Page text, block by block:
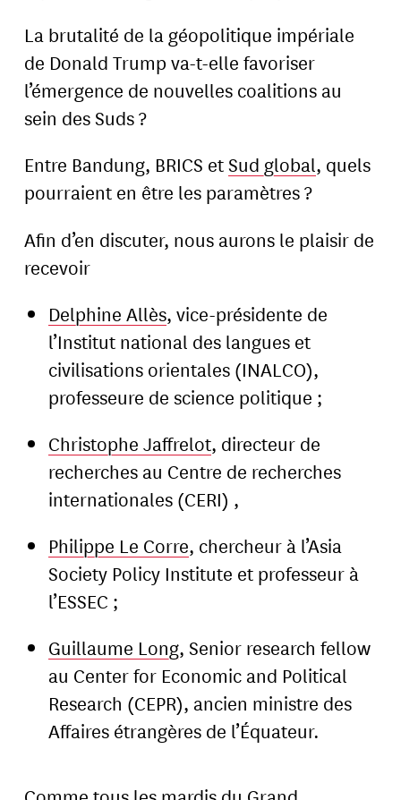
La brutalité de la géopolitique impériale
de Donald Trump va-t-elle favoriser
l’émergence de nouvelles coalitions au
sein des Suds ?
Entre Bandung, BRICS etSud global, quels
pourraient en être les paramètres ?
Afin d’en discuter, nous aurons le plaisir de
recevoir
Delphine Allès, vice-présidente de
l’Institut national des langues et
civilisations orientales (INALCO),
professeure de science politique ;
Christophe Jaffrelot, directeur de
recherches au Centre de recherches
internationales (CERI) ,
Philippe Le Corre, chercheur à l’Asia
Society Policy Institute et professeur à
l’ESSEC ;
Guillaume Long, Senior research fellow
au Center for Economic and Political
Research (CEPR), ancien ministre des
Affaires étrangères de l’Équateur.